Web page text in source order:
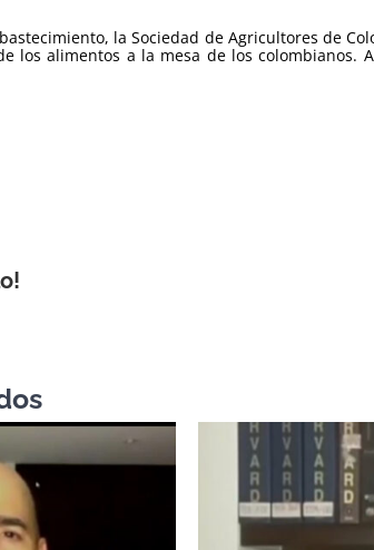
la Sociedad de Agricultores de
los alimentos a la mesa de los colombianos.